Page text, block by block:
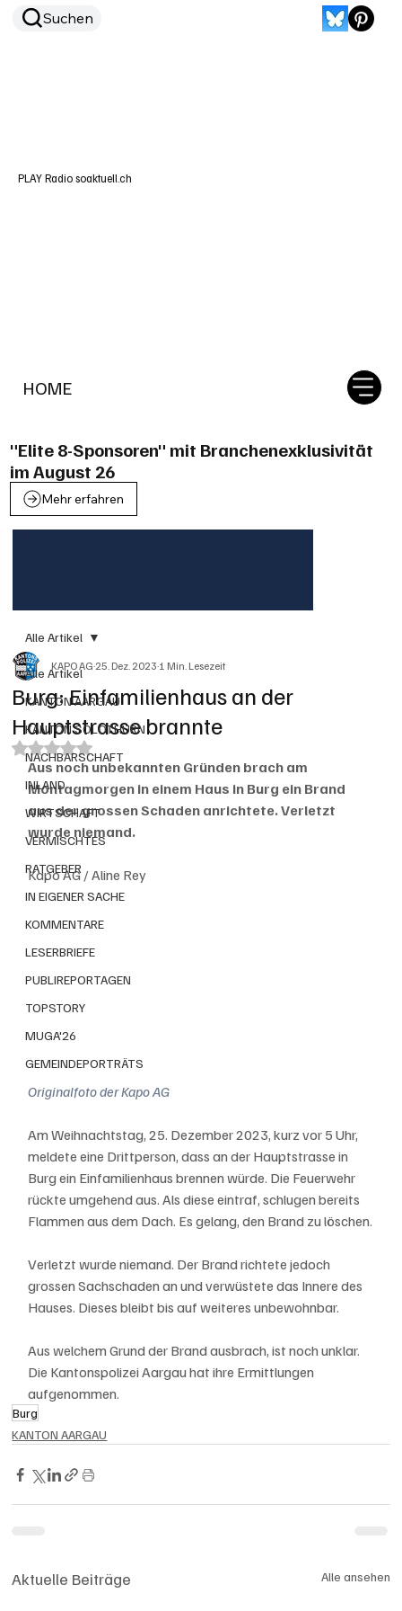
HOME
Suchen
PLAY Radio soaktuell.ch
"Elite 8-Sponsoren" mit Branchenexklusivität
im August 26
Mehr erfahren
Alle Artikel
KANTON AARGAU
KANTON SOLOTHURN
NACHBARSCHAFT
INLAND
WIRTSCHAFT
VERMISCHTES
RATGEBER
IN EIGENER SACHE
KOMMENTARE
LESERBRIEFE
PUBLIREPORTAGEN
TOPSTORY
MUGA'26
GEMEINDEPORTRÄTS
Alle Artikel
Burg: Einfamilienhaus an der
Hauptstrasse brannte
KAPO AG25. Dez. 20231 Min. Lesezeit
Mit NaN von 5 Sternen bewertet.
Aus noch unbekannten Gründen brach am
Montagmorgen in einem Haus in Burg ein Brand
aus der grossen Schaden anrichtete. Verletzt
wurde niemand.
Kapo AG / Aline Rey
Originalfoto der Kapo AG
Am Weihnachtstag, 25. Dezember 2023, kurz vor 5 Uhr,
meldete eine Drittperson, dass an der Hauptstrasse in
Burg ein Einfamilienhaus brennen würde. Die Feuerwehr
rückte umgehend aus. Als diese eintraf, schlugen bereits
Flammen aus dem Dach. Es gelang, den Brand zu löschen.
Verletzt wurde niemand. Der Brand richtete jedoch
grossen Sachschaden an und verwüstete das Innere des
Hauses. Dieses bleibt bis auf weiteres unbewohnbar.
Aus welchem Grund der Brand ausbrach, ist noch unklar.
Die Kantonspolizei Aargau hat ihre Ermittlungen
aufgenommen.
Burg
KANTON AARGAU
Aktuelle Beiträge Alle ansehen